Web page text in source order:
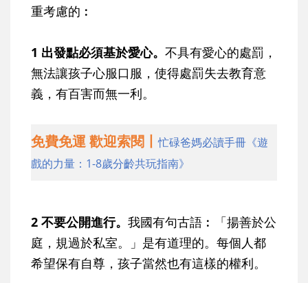
重考慮的︰
1 出發點必須基於愛心。 不具有愛心的處罰，
無法讓孩子心服口服，使得處罰失去教育意
義，有百害而無一利。
免費免運 歡迎索閱丨忙碌爸媽必讀手冊《遊
戲的力量：1-8歲分齡共玩指南》
2 不要公開進行。 我國有句古語︰「揚善於公
庭，規過於私室。」是有道理的。每個人都
希望保有自尊，孩子當然也有這樣的權利。